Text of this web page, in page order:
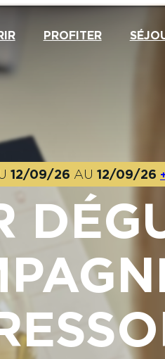
PROFITER
12/09/26 AU 12/09/26